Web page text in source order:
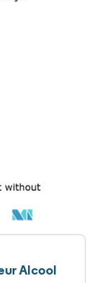
Alcool